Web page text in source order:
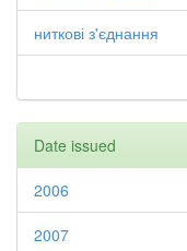
ниткові з'єднання
Date issued
2006
2007